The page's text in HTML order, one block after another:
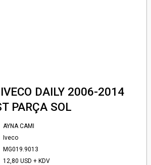
DAILY 2006-2014
PARÇA SOL
AYNA CAMI
Iveco
MG019.9013
12,80 USD + KDV